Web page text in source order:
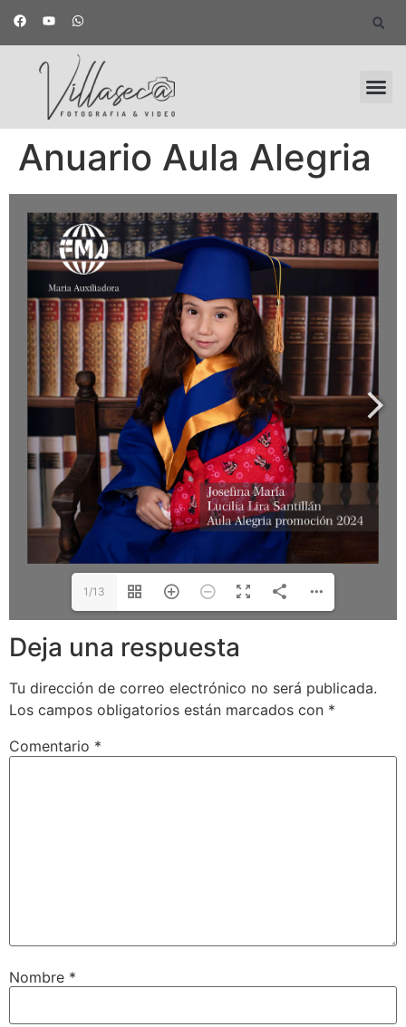
Anuario Aula Alegria
1/13
Deja una respuesta
Tu dirección de correo electrónico no será publicada.
Los campos obligatorios están marcados con *
Comentario *
Nombre *